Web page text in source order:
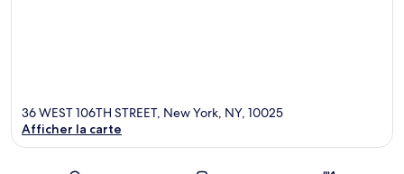
36 WEST 106TH STREET, New York, NY, 10025
Afficher la carte